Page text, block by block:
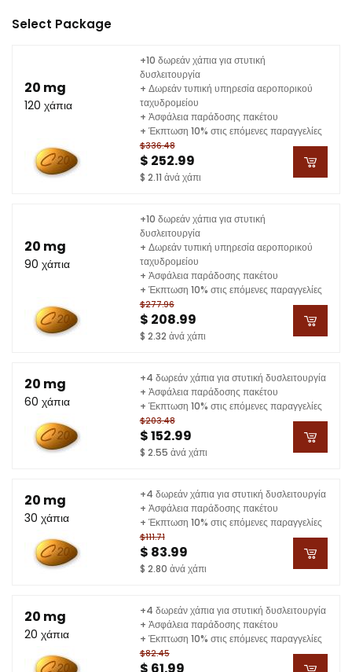
Select Package
20 mg
120 χάπια
$336.48
$ 252.99
$ 2.11 ἀνά χάπι
+10 δωρεάν χάπια για στυτική
δυσλειτουργία
+ Δωρεάν τυπική υπηρεσία αεροπορικού
ταχυδρομείου
+ Ἀσφάλεια παράδοσης πακέτου
+ Έκπτωση 10% στις επόμενες παραγγελίες
20 mg
90 χάπια
$277.96
$ 208.99
$ 2.32 ἀνά χάπι
+10 δωρεάν χάπια για στυτική
δυσλειτουργία
+ Δωρεάν τυπική υπηρεσία αεροπορικού
ταχυδρομείου
+ Ἀσφάλεια παράδοσης πακέτου
+ Έκπτωση 10% στις επόμενες παραγγελίες
20 mg
60 χάπια
$203.48
$ 152.99
$ 2.55 ἀνά χάπι
+4 δωρεάν χάπια για στυτική δυσλειτουργία
+ Ἀσφάλεια παράδοσης πακέτου
+ Έκπτωση 10% στις επόμενες παραγγελίες
20 mg
30 χάπια
$111.71
$ 83.99
$ 2.80 ἀνά χάπι
+4 δωρεάν χάπια για στυτική δυσλειτουργία
+ Ἀσφάλεια παράδοσης πακέτου
+ Έκπτωση 10% στις επόμενες παραγγελίες
20 mg
20 χάπια
$82.45
$ 61.99
+4 δωρεάν χάπια για στυτική δυσλειτουργία
+ Ἀσφάλεια παράδοσης πακέτου
+ Έκπτωση 10% στις επόμενες παραγγελίες